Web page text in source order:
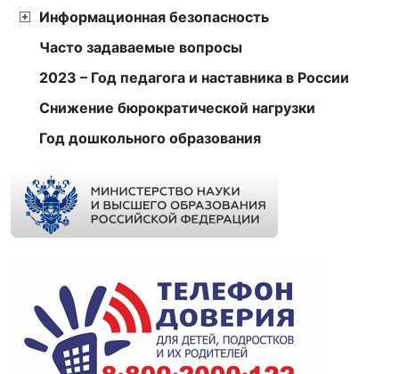
Информационная безопасность
Часто задаваемые вопросы
2023 – Год педагога и наставника в России
Снижение бюрократической нагрузки
Год дошкольного образования